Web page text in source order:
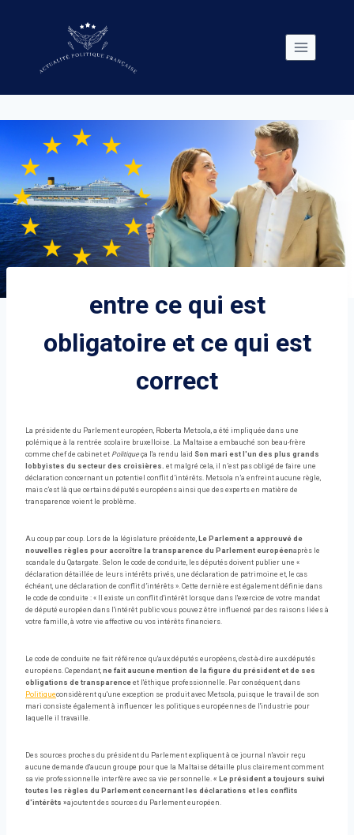
entre ce qui est
obligatoire et ce qui est
correct
La présidente du Parlement européen, Roberta Metsola, a été impliquée dans une
polémique à la rentrée scolaire bruxelloise. La Maltaise a embauché son beau-frère
comme chef de cabinet et Politique ça l'a rendu laid Son mari est l'un des plus grands
lobbyistes du secteur des croisières. et malgré cela, il n’est pas obligé de faire une
déclaration concernant un potentiel conflit d’intérêts. Metsola n’a enfreint aucune règle,
mais c’est là que certains députés européens ainsi que des experts en matière de
transparence voient le problème.
Au coup par coup. Lors de la législature précédente, Le Parlement a approuvé de
nouvelles règles pour accroître la transparence du Parlement européenaprès le
scandale du Qatargate. Selon le code de conduite, les députés doivent publier une «
déclaration détaillée de leurs intérêts privés, une déclaration de patrimoine et, le cas
échéant, une déclaration de conflit d’intérêts ». Cette dernière est également définie dans
le code de conduite : « Il existe un conflit d'intérêt lorsque dans l'exercice de votre mandat
de député européen dans l'intérêt public vous pouvez être influencé par des raisons liées à
votre famille, à votre vie affective ou vos intérêts financiers.
Le code de conduite ne fait référence qu'aux députés européens, c'est-à-dire aux députés
européens. Cependant, ne fait aucune mention de la figure du président et de ses
obligations de transparence et l'éthique professionnelle. Par conséquent, dans
Politiqueconsidèrent qu'une exception se produit avec Metsola, puisque le travail de son
mari consiste également à influencer les politiques européennes de l'industrie pour
laquelle il travaille.
Des sources proches du président du Parlement expliquent à ce journal n'avoir reçu
aucune demande d'aucun groupe pour que la Maltaise détaille plus clairement comment
sa vie professionnelle interfère avec sa vie personnelle. « Le président a toujours suivi
toutes les règles du Parlement concernant les déclarations et les conflits
d'intérêts »ajoutent des sources du Parlement européen.